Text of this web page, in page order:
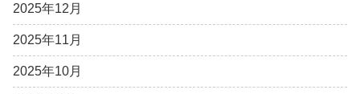
2025年12月
2025年11月
2025年10月